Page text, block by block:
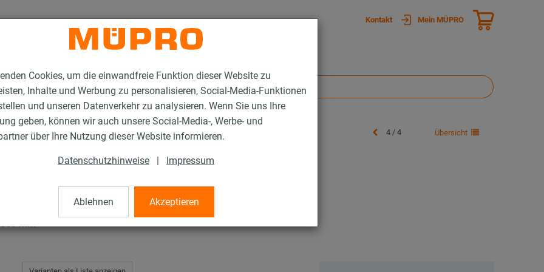
Cookies, um die einwandfreie Funktion dieser Website zu
Inhalte und Werbung zu personalisieren, Social-Media-Funktionen
und unseren Datenverkehr zu analysieren. Wenn Sie uns Ihre
geben, können wir auch unsere Social-Media-, Werbe- und
über Ihre Nutzung dieser Website informieren.
Datenschutzhinweise | Impressum
Ablehnen Akzeptieren
Kontakt Mein MÜPRO
für die Lüftungsbefestigung Lüftungsschellen 4 / 4 Übersicht
mm